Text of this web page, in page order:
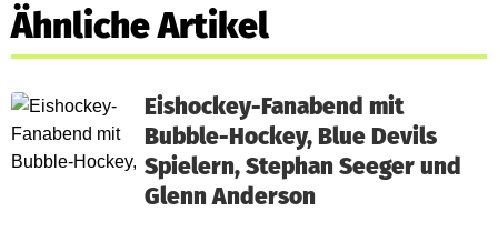
Ähnliche Artikel
Eishockey-Fanabend mit
Bubble-Hockey, Blue Devils
Spielern, Stephan Seeger und
Glenn Anderson